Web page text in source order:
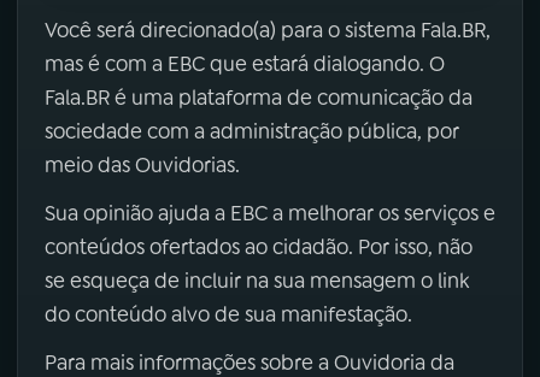
Você será direcionado(a) para o sistema Fala.BR,
mas é com a EBC que estará dialogando. O
Fala.BR é uma plataforma de comunicação da
sociedade com a administração pública, por
meio das Ouvidorias.
Sua opinião ajuda a EBC a melhorar os serviços e
conteúdos ofertados ao cidadão. Por isso, não
se esqueça de incluir na sua mensagem o link
do conteúdo alvo de sua manifestação.
Para mais informações sobre a Ouvidoria da